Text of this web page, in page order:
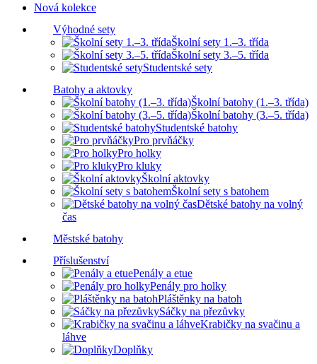
Nová kolekce
Výhodné sety
Školní sety 1.–3. třída
Školní sety 3.–5. třída
Studentské sety
Batohy a aktovky
Školní batohy (1.–3. třída)
Školní batohy (3.–5. třída)
Studentské batohy
Pro prvňáčky
Pro holky
Pro kluky
Školní aktovky
Školní sety s batohem
Dětské batohy na volný
čas
Městské batohy
Příslušenství
Penály a etue
Penály pro holky
Pláštěnky na batoh
Sáčky na přezůvky
Krabičky na svačinu a
láhve
Doplňky